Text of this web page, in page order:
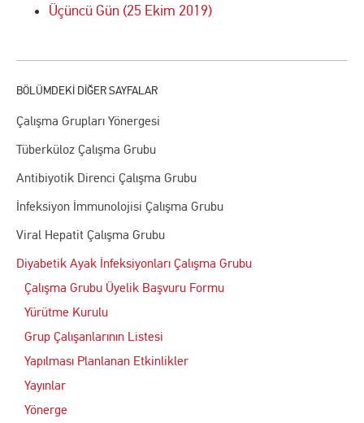
Çalışma Grupları Yönergesi
Tüberküloz Çalışma Grubu
Antibiyotik Direnci Çalışma Grubu
İnfeksiyon İmmunolojisi Çalışma Grubu
Viral Hepatit Çalışma Grubu
Diyabetik Ayak İnfeksiyonları Çalışma Grubu
Çalışma Grubu Üyelik Başvuru Formu
Yürütme Kurulu
Grup Çalışanlarının Listesi
Yapılması Planlanan Etkinlikler
Yayınlar
Yönerge
Üçüncü Gün (25 Ekim 2019)